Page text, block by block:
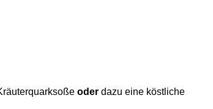
oder dazu eine köstliche